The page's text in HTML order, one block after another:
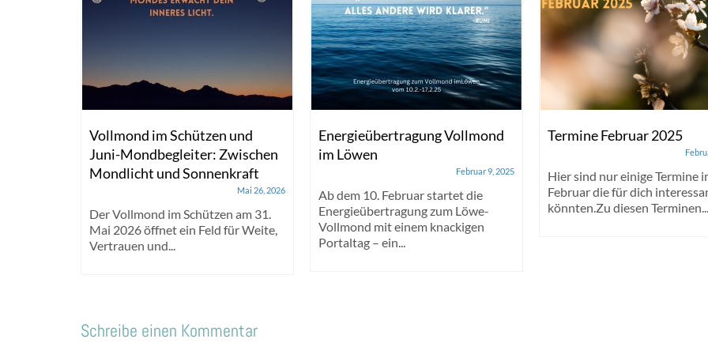
Vollmond im Schützen und
Juni-Mondbegleiter: Zwischen
Mondlicht und Sonnenkraft
Mai 26, 2026
Der Vollmond im Schützen am 31.
Mai 2026 öffnet ein Feld für Weite,
Vertrauen und...
Energieübertragung Vollmond
im Löwen
Februar 9, 2025
Ab dem 10. Februar startet die
Energieübertragung zum Löwe-
Vollmond mit einem knackigen
Portaltag – ein...
Termine Februar 2025
Hier sind nur einige Termine
Februar die für dich
könnten.Zu diesen Terminen...
Schreibe einen Kommentar